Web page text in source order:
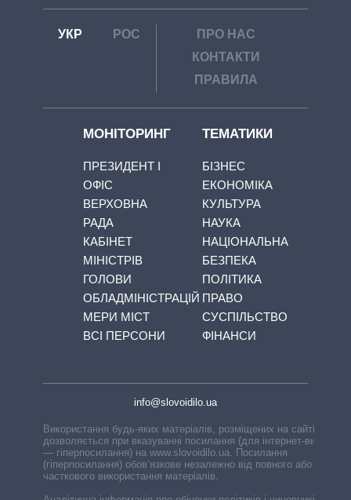
УКР РОС
ПРО НАС
КОНТАКТИ
ПРАВИЛА
МОНІТОРИНГ
ПРЕЗИДЕНТ І
ОФІС
ВЕРХОВНА
РАДА
КАБІНЕТ
МІНІСТРІВ
ГОЛОВИ
ОБЛАДМІНІСТРАЦІЙ
МЕРИ МІСТ
ВСІ ПЕРСОНИ
ТЕМАТИКИ
БІЗНЕС
ЕКОНОМІКА
КУЛЬТУРА
НАУКА
НАЦІОНАЛЬНА
БЕЗПЕКА
ПОЛІТИКА
ПРАВО
СУСПІЛЬСТВО
ФІНАНСИ
info@slovoidilo.ua
Використання будь-яких матеріалів, розміщених на сайті,
дозволяється при вказуванні посилання (для інтернет-видань
— гіперпосилання) на www.slovoidilo.ua. Посилання
(гіперпосилання) обов’язкове незалежно від повного або
часткового використання матеріалів.